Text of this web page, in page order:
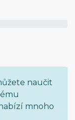
naučit
mnoho